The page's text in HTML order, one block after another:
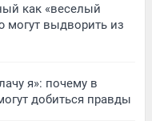
как «веселый
могут выдворить из
я»: почему в
добиться правды